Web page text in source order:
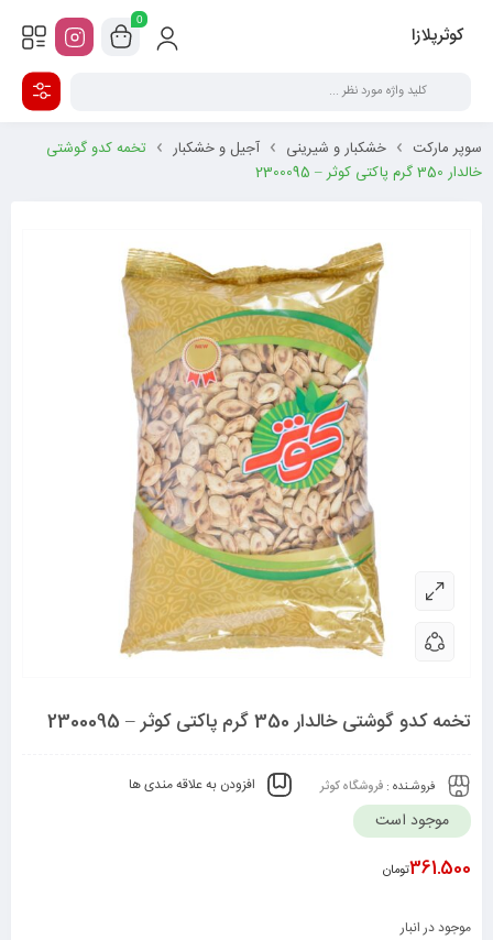
کوثرپلازا
0
سوپر مارکت خشکبار و شیرینی آجیل و خشکبار
تخمه کدو گوشتی
خالدار 350 گرم پاکتی کوثر – 2300095
تخمه کدو گوشتی خالدار 350 گرم پاکتی کوثر – 2300095
فروشـنده : فروشگاه کوثر افزودن به علاقه مندی ها
موجود است
361.500تومان
موجود در انبار